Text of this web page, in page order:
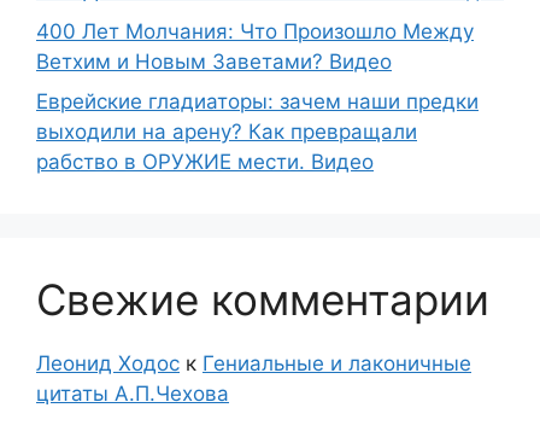
400 Лет Молчания: Что Произошло Между
Ветхим и Новым Заветами? Видео
Еврейские гладиаторы: зачем наши предки
выходили на арену? Как превращали
рабство в ОРУЖИЕ мести. Видео
Свежие комментарии
Леонид Ходос к Гениальные и лаконичные
цитаты А.П.Чехова